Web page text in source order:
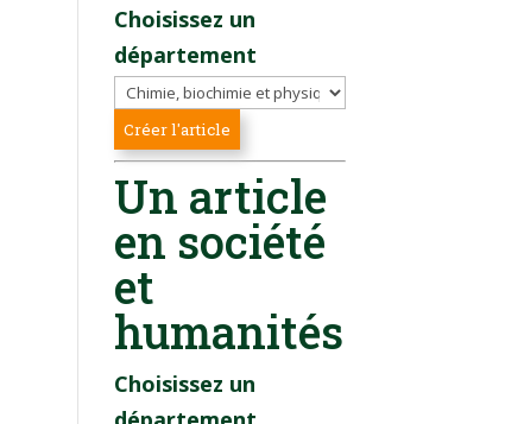
Choisissez un
département
Un article
en société
et
humanités
Choisissez un